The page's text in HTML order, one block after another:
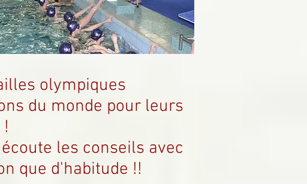
olympiques
du monde pour leurs
les conseils avec
que d'habitude !!